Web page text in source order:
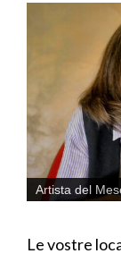
Artista del
Le vostre